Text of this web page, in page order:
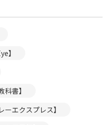
】
書】
エクスプレス】